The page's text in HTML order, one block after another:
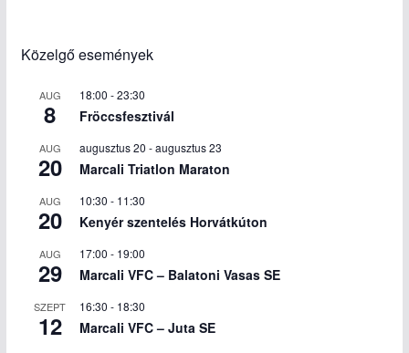
Közelgő események
AUG
8
18:00 -23:30
Fröccsfesztivál
AUG
20
augusztus 20 -augusztus 23
Marcali Triatlon Maraton
AUG
20
10:30 - 11:30
Kenyér szentelés Horvátkúton
AUG
29
17:00 - 19:00
Marcali VFC – Balatoni Vasas SE
SZEPT
12
16:30 - 18:30
Marcali VFC – Juta SE